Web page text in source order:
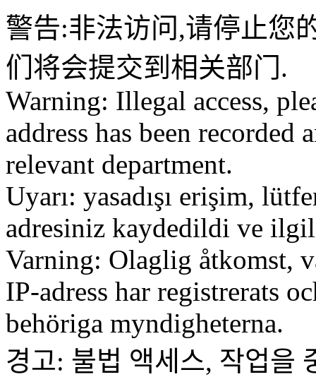
警告:非法访问,请停止您
们将会提交到相关部门.
Warning: Illegal access,
address has been
relevant department.
Uyarı: yasadışı erişim,
adresiniz kaydedildi ve
Varning: Olaglig åtkomst,
IP-adress har registrerats
behöriga myndigheterna.
경고: 불법 액세스, 작업을